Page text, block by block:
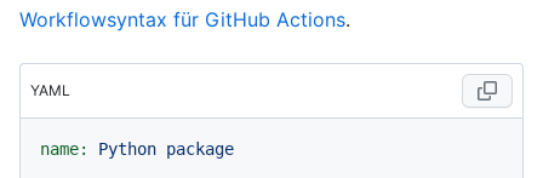
Workflowsyntax für GitHub Actions.
YAML
name: Python package